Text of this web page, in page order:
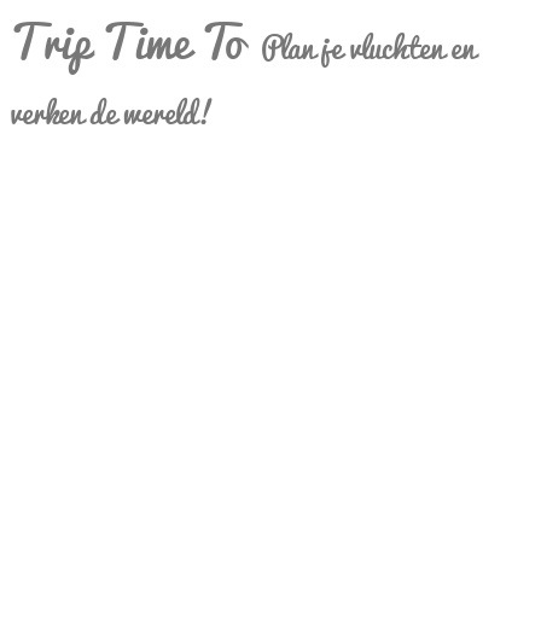
Trip Time To Plan je vluchten en
verken de wereld!